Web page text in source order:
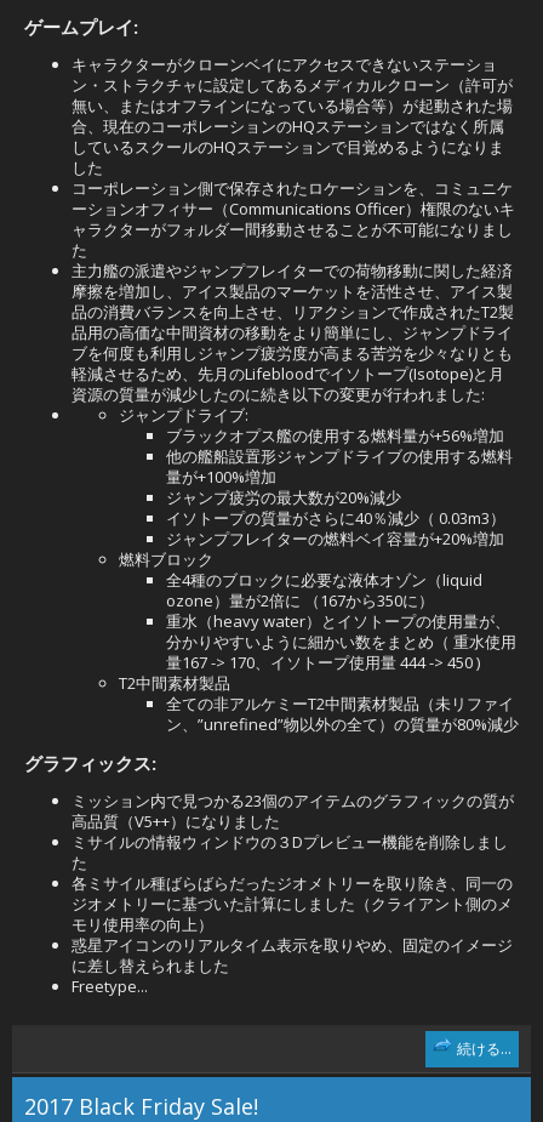
ゲームプレイ:
キャラクターがクローンベイにアクセスできないステーショ
ン・ストラクチャに設定してあるメディカルクローン（許可が
無い、またはオフラインになっている場合等）が起動された場
合、現在のコーポレーションのHQステーションではなく所属
しているスクールのHQステーションで目覚めるようになりま
した
コーポレーション側で保存されたロケーションを、コミュニケ
ーションオフィサー（Communications Officer）権限のないキ
ャラクターがフォルダー間移動させることが不可能になりまし
た
主力艦の派遣やジャンプフレイターでの荷物移動に関した経済
摩擦を増加し、アイス製品のマーケットを活性させ、アイス製
品の消費バランスを向上させ、リアクションで作成されたT2製
品用の高価な中間資材の移動をより簡単にし、ジャンプドライ
ブを何度も利用しジャンプ疲労度が高まる苦労を少々なりとも
軽減させるため、先月のLifebloodでイソトープ(Isotope)と月
資源の質量が減少したのに続き以下の変更が行われました:
ジャンプドライブ:
ブラックオプス艦の使用する燃料量が+56%増加
他の艦船設置形ジャンプドライブの使用する燃料
量が+100%増加
ジャンプ疲労の最大数が20%減少
イソトープの質量がさらに40％減少（ 0.03m3）
ジャンプフレイターの燃料ベイ容量が+20%増加
燃料ブロック
全4種のブロックに必要な液体オゾン（liquid
ozone）量が2倍に （167から350に）
重水（heavy water）とイソトープの使用量が、
分かりやすいように細かい数をまとめ（ 重水使用
量167 -> 170、イソトープ使用量 444 -> 450 )
T2中間素材製品
全ての非アルケミーT2中間素材製品（未リファイ
ン、”unrefined”物以外の全て）の質量が80%減少
グラフィックス:
ミッション内で見つかる23個のアイテムのグラフィックの質が
高品質（V5++）になりました
ミサイルの情報ウィンドウの３Dプレビュー機能を削除しまし
た
各ミサイル種ばらばらだったジオメトリーを取り除き、同一の
ジオメトリーに基づいた計算にしました（クライアント側のメ
モリ使用率の向上）
惑星アイコンのリアルタイム表示を取りやめ、固定のイメージ
に差し替えられました
Freetype...
続ける...
2017 Black Friday Sale!